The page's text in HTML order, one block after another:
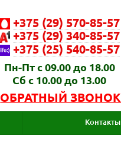
+375 (29) 570-85-57
+375 (29) 340-85-57
+375 (25) 540-85-57
Пн-Пт с 09.00 до 18.00
Сб с 10.00 до 13.00
ОБРАТНЫЙ ЗВОНОК
Контакты